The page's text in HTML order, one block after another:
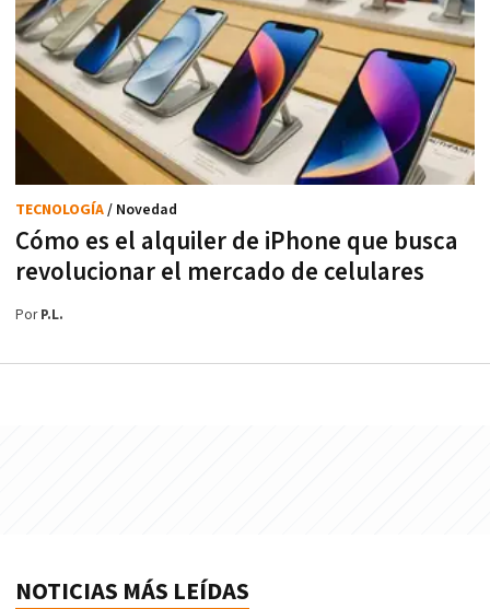
Cómo es el alquiler de iPhone que busca
revolucionar el mercado de celulares
TECNOLOGÍA/ Novedad
PorP.L.
NOTICIAS MÁS LEÍDAS